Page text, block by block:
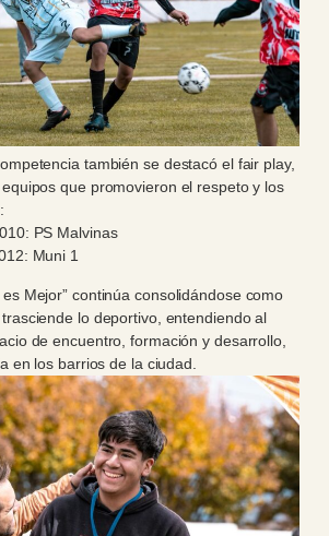
también se destacó el fair play,
que promovieron el respeto y los
PS Malvinas
Muni 1
Mejor” continúa consolidándose como
lo deportivo, entendiendo al
de encuentro, formación y desarrollo,
en los barrios de la ciudad.